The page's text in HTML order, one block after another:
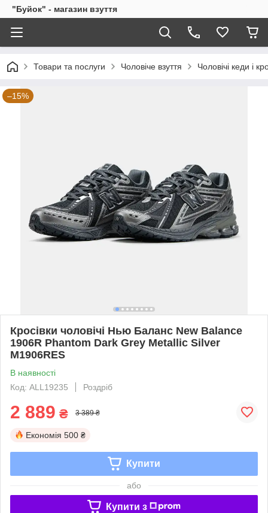
"Буйок" - магазин взуття
Товари та послуги Чоловіче взуття Чоловічі кеди і
–15%
Кросівки чоловічі Нью Баланс New Balance
1906R Phantom Dark Grey Metallic Silver
M1906RES
В наявності
Код: ALL19235
Роздріб
2 889 ₴ 3 389 ₴
Економія 500 ₴
Купити
або
Купити з